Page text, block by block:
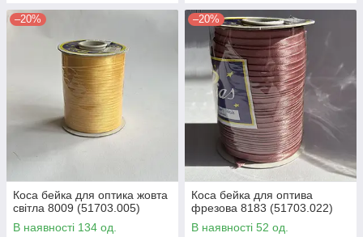
–20%
Коса бейка для оптика жовта
світла 8009 (51703.005)
В наявності 134 од.
–20%
Коса бейка для оптива
фрезова 8183 (51703.022)
В наявності 52 од.